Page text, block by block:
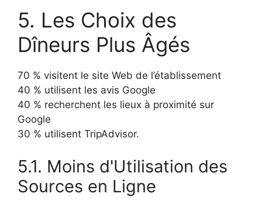
5. Les Choix des
Dîneurs Plus Âgés
70 % visitent le site Web de l’établissement
40 % utilisent les avis Google
40 % recherchent les lieux à proximité sur
Google
30 % utilisent TripAdvisor.
5.1. Moins d'Utilisation des
Sources en Ligne